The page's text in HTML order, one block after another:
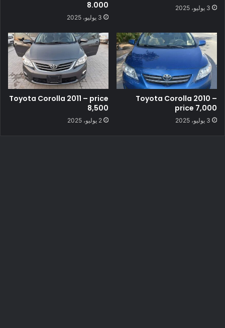
3 يوليو، 2025
8.000
3 يوليو، 2025
Toyota Corolla 2010 –
price 7,000
3 يوليو، 2025
Toyota Corolla 2011 – price
8,500
2 يوليو، 2025